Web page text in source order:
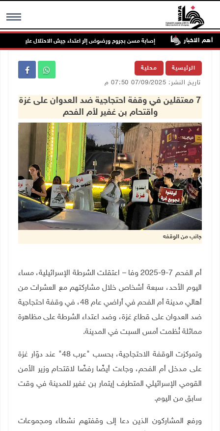
MENU أهم الاخبار إصابة مسن بجروح ورضوض إثر اعتداء جيش الاحتلال عليه في ترمسعيا
الرئيسية محلية
تاريخ النشر: 07/09/2025 07:50 م
7 معتقلين في وقفة احتجاجية ضد العدوان على غزة
واقتحام بن غفير لأم الفحم
جانب من الوقفه
أم الفحم 7-9-2025 وفا – اعتقلت الشرطة الإسرائيلية، مساء
اليوم الأحد، سبعة أشخاص خلال مشاركتهم مع العشرات من
أهالي مدينة أم الفحم في أراضي عام 48، في وقفة احتجاجية
ضد العدوان على قطاع غزة، وضد اعتداء الشرطة على مظاهرة
مماثلة نُظمت أمس السبت في المدينة.
وتمركزت الوقفة الاحتجاجية، بحسب "عرب 48" عند دوّار غزة
على مدخل أم الفحم، وجاءت أيضًا رفضًا لاقتحام وزير الأمن
القومي الإسرائيلي المتطرف إيتمار بن غفير للمدينة في وقت
سابق من اليوم.
ورفع المشاركون الذين دعا إلى وقفتهم نشطاء ومجموعات